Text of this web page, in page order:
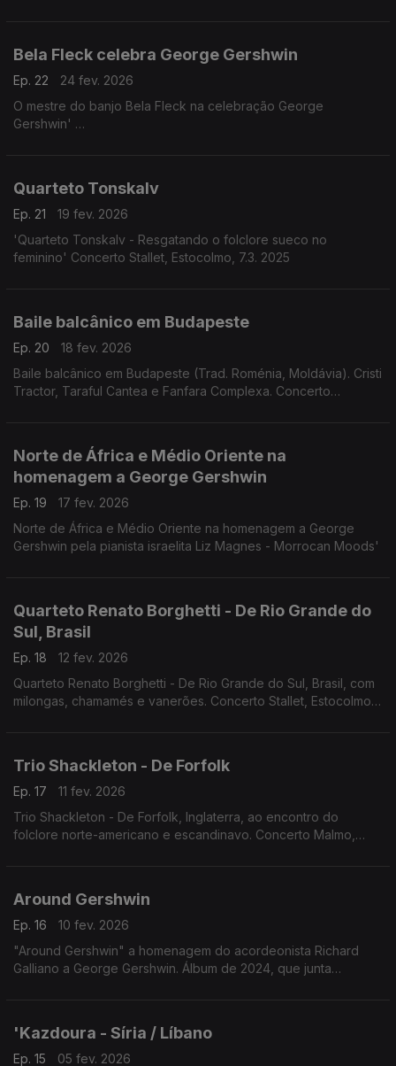
Bela Fleck celebra George Gershwin
Ep. 22
24 fev. 2026
O mestre do banjo Bela Fleck na celebração George
Gershwin'
Quarteto Tonskalv
Ep. 21
19 fev. 2026
'Quarteto Tonskalv - Resgatando o folclore sueco no
feminino' Concerto Stallet, Estocolmo, 7.3. 2025
Baile balcânico em Budapeste
Ep. 20
18 fev. 2026
Baile balcânico em Budapeste (Trad. Roménia, Moldávia). Cristi
Tractor, Taraful Cantea e Fanfara Complexa. Concerto
Norte de África e Médio Oriente na
homenagem a George Gershwin
Ep. 19
17 fev. 2026
Norte de África e Médio Oriente na homenagem a George
Gershwin pela pianista israelita Liz Magnes - Morrocan Moods'
Quarteto Renato Borghetti - De Rio Grande do
Sul, Brasil
Ep. 18
12 fev. 2026
Quarteto Renato Borghetti - De Rio Grande do Sul, Brasil, com
milongas, chamamés e vanerões. Concerto Stallet, Estocolmo,
Trio Shackleton - De Forfolk
Ep. 17
11 fev. 2026
Trio Shackleton - De Forfolk, Inglaterra, ao encontro do
folclore norte-americano e escandinavo. Concerto Malmo,
Around Gershwin
Ep. 16
10 fev. 2026
"Around Gershwin" a homenagem do acordeonista Richard
Galliano a George Gershwin. Álbum de 2024, que junta
'Kazdoura - Síria / Líbano
Ep. 15 05 fev. 2026